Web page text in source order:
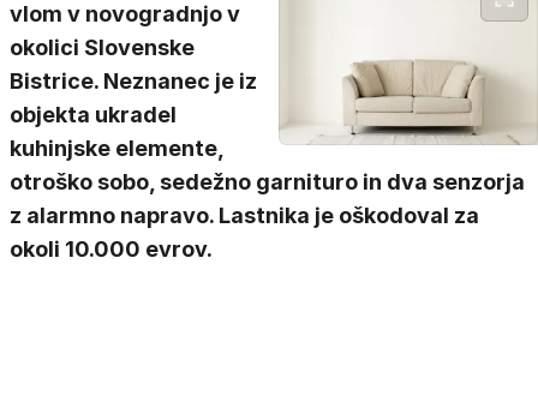
vlom v novogradnjo v
okolici Slovenske
Bistrice. Neznanec je iz
objekta ukradel
kuhinjske elemente,
otroško sobo, sedežno garnituro in dva senzorja
z alarmno napravo. Lastnika je oškodoval za
okoli 10.000 evrov.